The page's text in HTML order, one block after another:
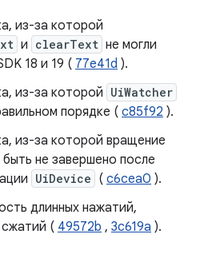
из-за которой
и clearText не могли
18 и 19 ( 77e41d ).
из-за которой UiWatcher
порядке ( c85f92 ).
из-за которой вращение
не завершено после
UiDevice ( c6cea0 ).
длинных нажатий,
( 49572b , 3c619a ).